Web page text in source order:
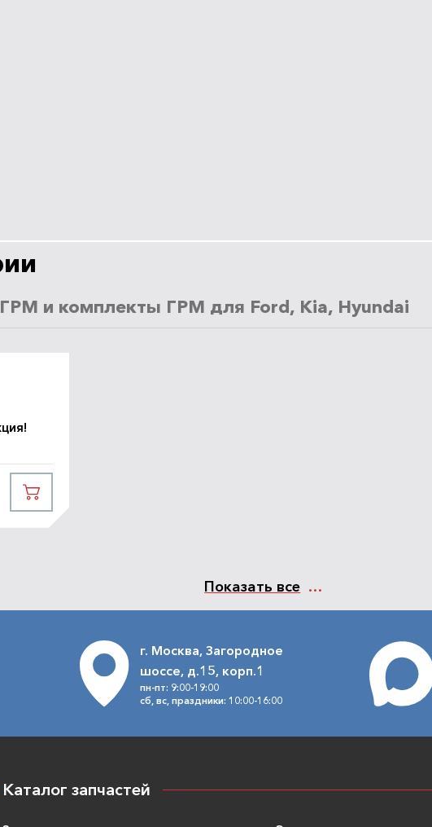
и комплекты ГРМ для Ford, Kia, Hyundai
Показать все
г. Москва, Загородное
шоссе, д.15, корп.1
пн-пт: 9:00-19:00
сб, вс, праздники: 10:00-16:00
Каталог запчастей